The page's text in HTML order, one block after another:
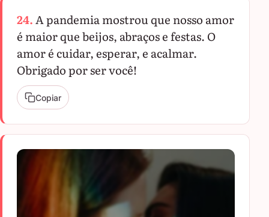
24.A pandemia mostrou que nosso amor
é maior que beijos, abraços e festas. O
amor é cuidar, esperar, e acalmar.
Obrigado por ser você!
Copiar